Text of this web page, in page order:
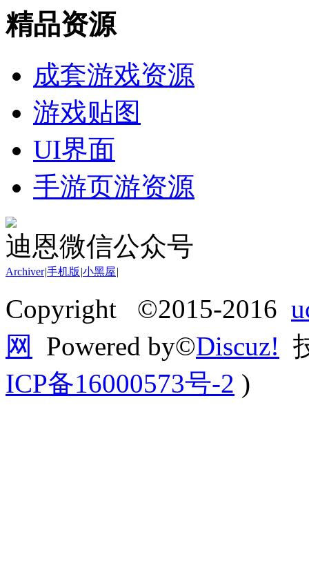
精品资源
成套游戏资源
游戏贴图
UI界面
手游页游资源
迪恩微信公众号
Archiver|手机版 |小黑屋|
Copyright ©2015-2016
网
Powered by©Discuz!
ICP备16000573号-2 )